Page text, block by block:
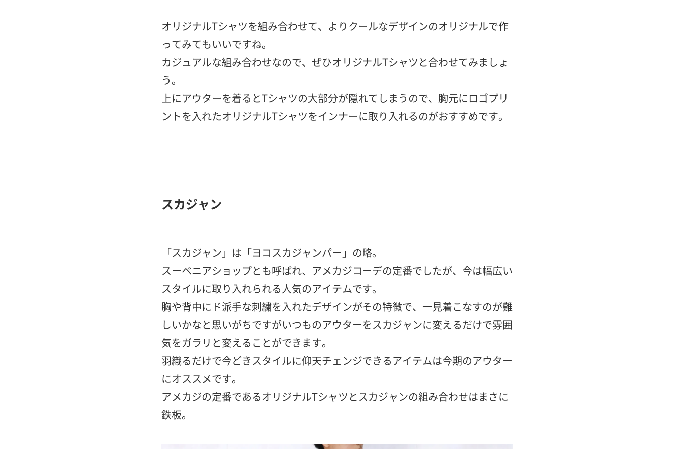
オリジナルTシャツを組み合わせて、よりクールなデザインのオリジナルで作
ってみてもいいですね。
カジュアルな組み合わせなので、ぜひオリジナルTシャツと合わせてみましょ
う。
上にアウターを着るとTシャツの大部分が隠れてしまうので、胸元にロゴプリ
ントを入れたオリジナルTシャツをインナーに取り入れるのがおすすめです。
スカジャン
「スカジャン」は「ヨコスカジャンパー」の略。
スーベニアショップとも呼ばれ、アメカジコーデの定番でしたが、今は幅広い
スタイルに取り入れられる人気のアイテムです。
胸や背中にド派手な刺繍を入れたデザインがその特徴で、一見着こなすのが難
しいかなと思いがちですがいつものアウターをスカジャンに変えるだけで雰囲
気をガラリと変えることができます。
羽織るだけで今どきスタイルに仰天チェンジできるアイテムは今期のアウター
にオススメです。
アメカジの定番であるオリジナルTシャツとスカジャンの組み合わせはまさに
鉄板。